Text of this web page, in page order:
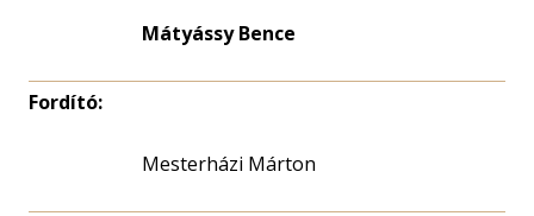
Mátyássy Bence
Fordító:
Mesterházi Márton